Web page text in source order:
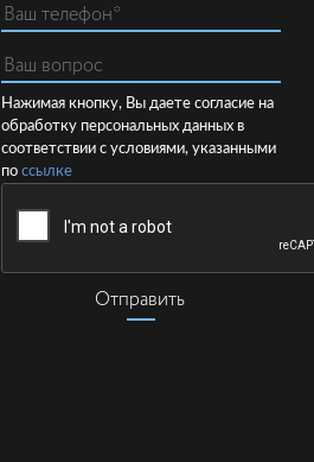
Нажимая кнопку, Вы даете согласие на
обработку персональных данных в
соответствии с условиями, указанными
по ссылке